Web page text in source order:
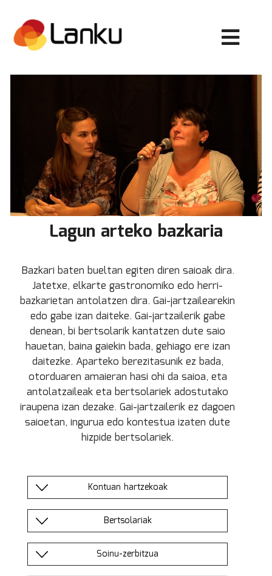
Lagun arteko bazkaria
Bazkari baten bueltan egiten diren saioak dira.
Jatetxe, elkarte gastronomiko edo herri-
bazkarietan antolatzen dira. Gai-jartzailearekin
edo gabe izan daiteke. Gai-jartzailerik gabe
denean, bi bertsolarik kantatzen dute saio
hauetan, baina gaiekin bada, gehiago ere izan
daitezke. Aparteko berezitasunik ez bada,
otorduaren amaieran hasi ohi da saioa, eta
antolatzaileak eta bertsolariek adostutako
iraupena izan dezake. Gai-jartzailerik ez dagoen
saioetan, ingurua edo kontestua izaten dute
hizpide bertsolariek.
Kontuan hartzekoak
Bertsolariak
Soinu-zerbitzua